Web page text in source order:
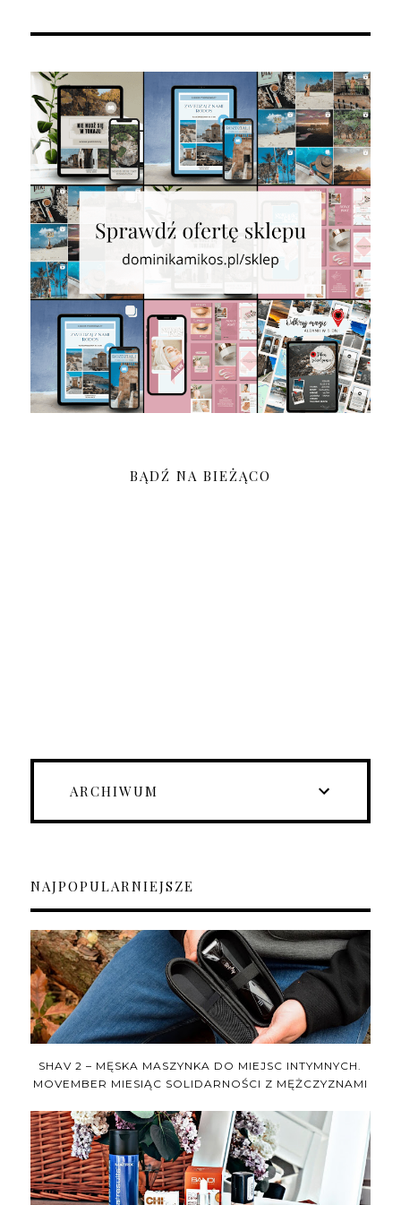
BĄDŹ NA BIEŻĄCO
ARCHIWUM
NAJPOPULARNIEJSZE
SHAV 2 – MĘSKA MASZYNKA DO MIEJSC INTYMNYCH.
MOVEMBER MIESIĄC SOLIDARNOŚCI Z MĘŻCZYZNAMI